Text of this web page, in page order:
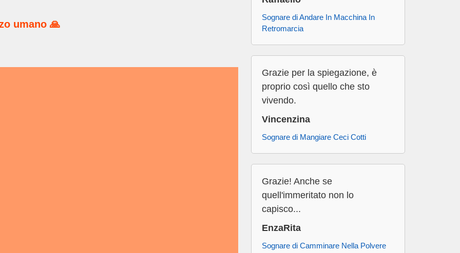
umano 🙏
Sognare di Andare In Macchina In
Retromarcia
Grazie per la spiegazione, è
proprio così quello che sto
vivendo.
Vincenzina
Sognare di Mangiare Ceci Cotti
Grazie! Anche se
quell'immeritato non lo
capisco...
EnzaRita
Sognare di Camminare Nella Polvere